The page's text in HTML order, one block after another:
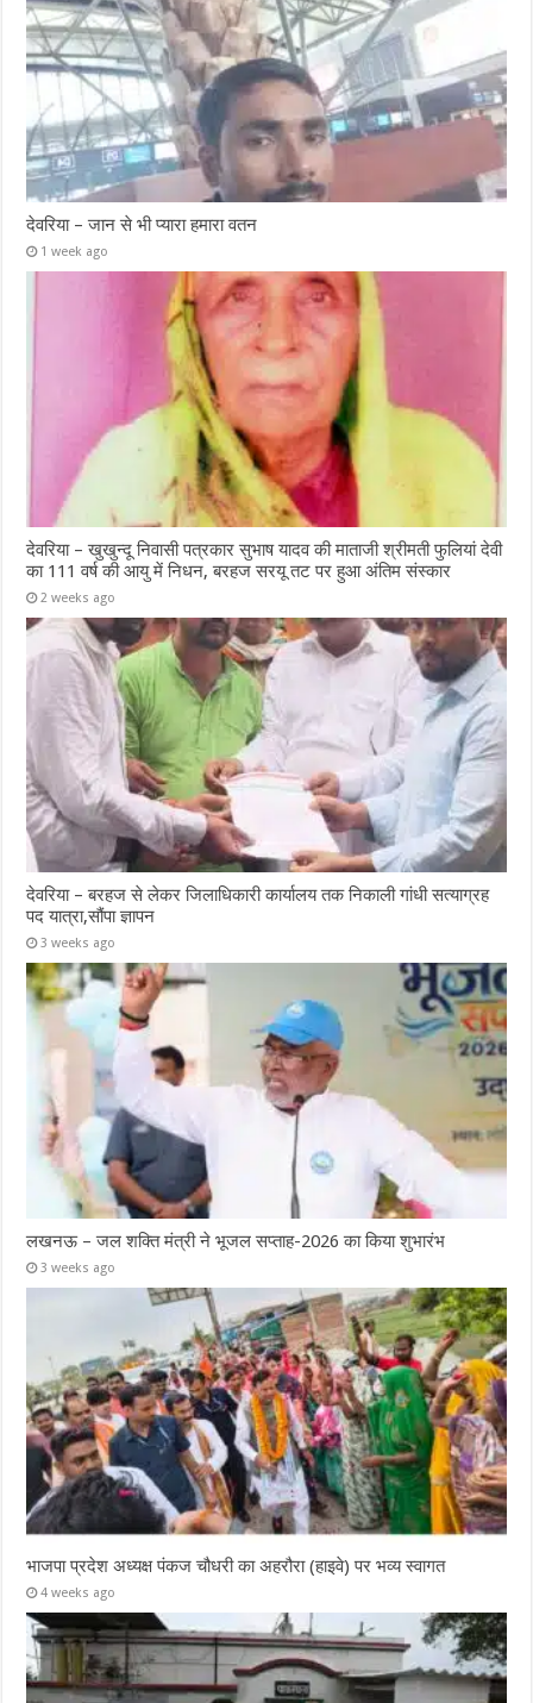
देवरिया – जान से भी प्यारा हमारा वतन
1 week ago
देवरिया – खुखुन्दू निवासी पत्रकार सुभाष यादव की माताजी श्रीमती फुलियां देवी
का 111 वर्ष की आयु में निधन, बरहज सरयू तट पर हुआ अंतिम संस्कार
2 weeks ago
देवरिया – बरहज से लेकर जिलाधिकारी कार्यालय तक निकाली गांधी सत्याग्रह
पद यात्रा,सौंपा ज्ञापन
3 weeks ago
लखनऊ – जल शक्ति मंत्री ने भूजल सप्ताह-2026 का किया शुभारंभ
3 weeks ago
भाजपा प्रदेश अध्यक्ष पंकज चौधरी का अहरौरा (हाइवे) पर भव्य स्वागत
4 weeks ago